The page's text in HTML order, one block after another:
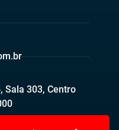
Sala 303, Centro